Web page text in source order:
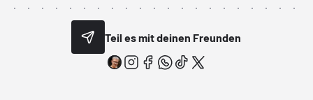
Teil es mit deinen Freunden